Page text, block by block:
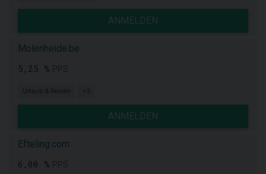
ANMELDEN
Molenheide.be
5,25 %
Urlaub & Reisen +2
ANMELDEN
Efteling.com
6,00 %